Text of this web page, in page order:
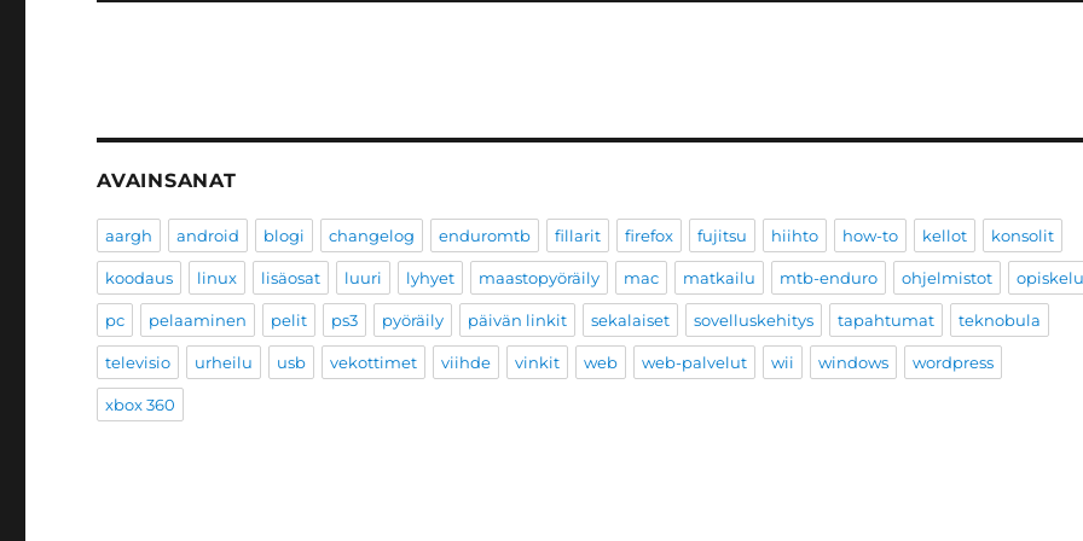
AVAINSANAT
aargh android blogi changelog enduromtb fillarit firefox fujitsu hiihto how-to kellot konsolit
koodaus linux lisäosat luuri lyhyet maastopyöräily mac matkailu mtb-enduro ohjelmistot
pc pelaaminen pelit ps3 pyöräily päivän linkit sekalaiset sovelluskehitys tapahtumat teknobula
televisio urheilu usb vekottimet viihde vinkit web web-palvelut wii windows wordpress
xbox 360